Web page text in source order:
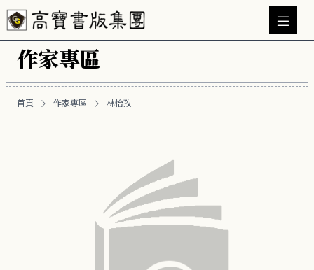
作家專區
首頁 作家專區 林怡孜